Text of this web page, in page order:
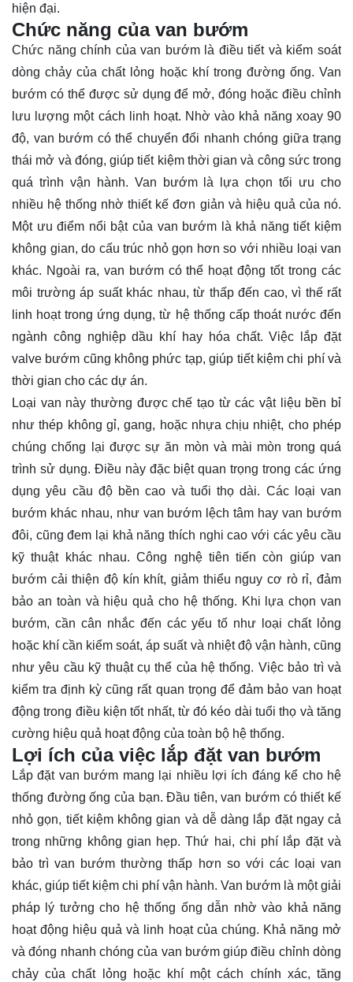
hiện đại.
Chức năng của van bướm
Chức năng chính của van bướm là điều tiết và kiểm soát
dòng chảy của chất lỏng hoặc khí trong đường ống. Van
bướm có thể được sử dụng để mở, đóng hoặc điều chỉnh
lưu lượng một cách linh hoạt. Nhờ vào khả năng xoay 90
độ, van bướm có thể chuyển đổi nhanh chóng giữa trạng
thái mở và đóng, giúp tiết kiệm thời gian và công sức trong
quá trình vận hành. Van bướm là lựa chọn tối ưu cho
nhiều hệ thống nhờ thiết kế đơn giản và hiệu quả của nó.
Một ưu điểm nổi bật của van bướm là khả năng tiết kiệm
không gian, do cấu trúc nhỏ gọn hơn so với nhiều loại van
khác. Ngoài ra, van bướm có thể hoạt động tốt trong các
môi trường áp suất khác nhau, từ thấp đến cao, vì thế rất
linh hoạt trong ứng dụng, từ hệ thống cấp thoát nước đến
ngành công nghiệp dầu khí hay hóa chất. Việc lắp đặt
valve bướm cũng không phức tạp, giúp tiết kiệm chi phí và
thời gian cho các dự án.
Loại van này thường được chế tạo từ các vật liệu bền bỉ
như thép không gỉ, gang, hoặc nhựa chịu nhiệt, cho phép
chúng chống lại được sự ăn mòn và mài mòn trong quá
trình sử dụng. Điều này đặc biệt quan trọng trong các ứng
dụng yêu cầu độ bền cao và tuổi thọ dài. Các loại van
bướm khác nhau, như van bướm lệch tâm hay van bướm
đôi, cũng đem lại khả năng thích nghi cao với các yêu cầu
kỹ thuật khác nhau. Công nghệ tiên tiến còn giúp van
bướm cải thiện độ kín khít, giảm thiểu nguy cơ rò rỉ, đảm
bảo an toàn và hiệu quả cho hệ thống. Khi lựa chọn van
bướm, cần cân nhắc đến các yếu tố như loại chất lỏng
hoặc khí cần kiểm soát, áp suất và nhiệt độ vận hành, cũng
như yêu cầu kỹ thuật cụ thể của hệ thống. Việc bảo trì và
kiểm tra định kỳ cũng rất quan trọng để đảm bảo van hoạt
động trong điều kiện tốt nhất, từ đó kéo dài tuổi thọ và tăng
cường hiệu quả hoạt động của toàn bộ hệ thống.
Lợi ích của việc lắp đặt van bướm
Lắp đặt van bướm mang lại nhiều lợi ích đáng kể cho hệ
thống đường ống của bạn. Đầu tiên, van bướm có thiết kế
nhỏ gọn, tiết kiệm không gian và dễ dàng lắp đặt ngay cả
trong những không gian hẹp. Thứ hai, chi phí lắp đặt và
bảo trì van bướm thường thấp hơn so với các loại van
khác, giúp tiết kiệm chi phí vận hành. Van bướm là một giải
pháp lý tưởng cho hệ thống ống dẫn nhờ vào khả năng
hoạt động hiệu quả và linh hoạt của chúng. Khả năng mở
và đóng nhanh chóng của van bướm giúp điều chỉnh dòng
chảy của chất lỏng hoặc khí một cách chính xác, tăng